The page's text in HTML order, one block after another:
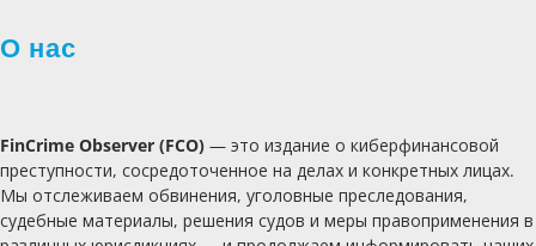
О нас
FinCrime Observer (FCO) — это издание о киберфинансовой
преступности, сосредоточенное на делах и конкретных лицах.
Мы отслеживаем обвинения, уголовные преследования,
судебные материалы, решения судов и меры правоприменения в